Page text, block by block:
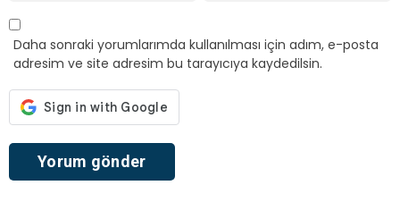
Daha sonraki yorumlarımda kullanılması için adım, e-posta
adresim ve site adresim bu tarayıcıya kaydedilsin.